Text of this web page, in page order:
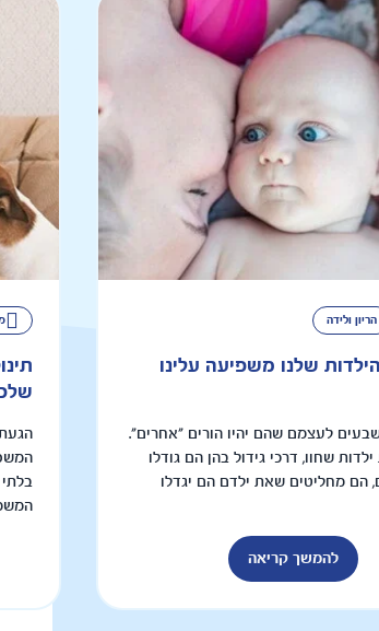
הריון ולידה
שלנו משפיעה עלינו
לעצמם שהם יהיו הורים "אחרים".
שחוו, דרכי גידול בהן הם גודלו
הם מחליטים שאת ילדם הם יגדלו
להמשך קריאה